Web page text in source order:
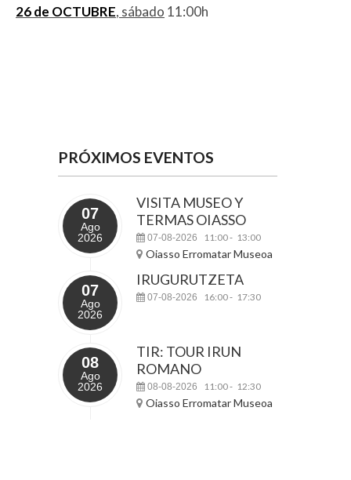
26 de OCTUBRE, sábado 11:00h
PRÓXIMOS EVENTOS
07
Ago
2026
VISITA MUSEO Y
TERMAS OIASSO
07-08-2026 11:00- 13:00
Oiasso Erromatar Museoa
07
Ago
2026
IRUGURUTZETA
07-08-2026 16:00- 17:30
08
Ago
2026
TIR: TOUR IRUN
ROMANO
08-08-2026 11:00- 12:30
Oiasso Erromatar Museoa